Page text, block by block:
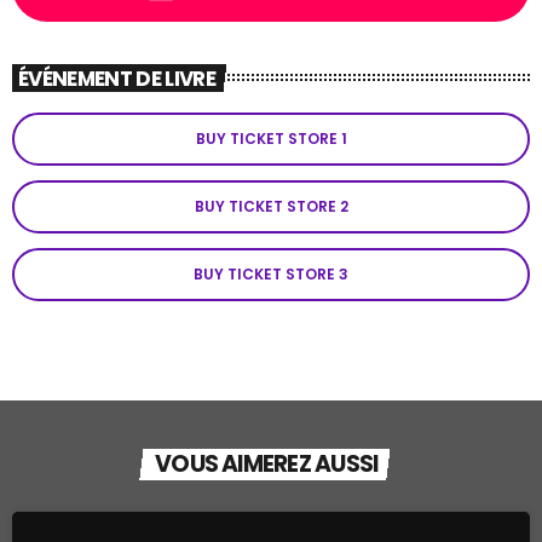
ÉVÉNEMENT DE LIVRE
BUY TICKET STORE 1
BUY TICKET STORE 2
BUY TICKET STORE 3
VOUS AIMEREZ AUSSI